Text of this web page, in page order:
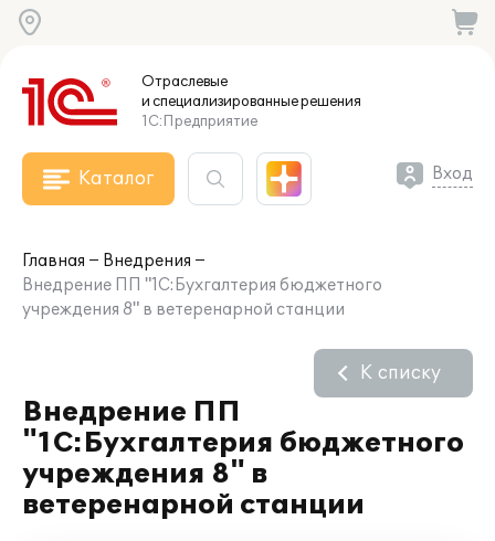
Отраслевые
и специализированныерешения
1С:Предприятие
Каталог Вход
Главная
Внедрения
Внедрение ПП "1С:Бухгалтерия бюджетного
учреждения 8" в ветеренарной станции
Внедрение ПП
"1С:Бухгалтерия бюджетного
учреждения 8" в
ветеренарной станции
К списку